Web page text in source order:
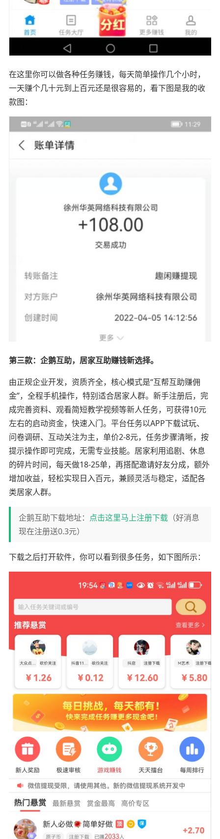
在这里你可以做各种任务赚钱，每天简单操作几个小时，
一天赚个几十元到上百元还是很容易的，看下图是我的收
款图：
第三款：企鹅互助，居家互助赚钱新选择。
由正规企业开发，资质齐全，核心模式是“互帮互助赚佣
金”，全程手机操作，特别适合居家人群。新手注册后，完
成完善资料、观看简短教学视频等新人任务，可获得10元
左右的启动资金，快速入门。平台任务以APP下载试玩、
问卷调研、互动关注为主，单价2-8元，任务步骤清晰，按
提示操作即可完成，无需专业技能。居家利用追剧、休息
的碎片时间，每天做18-25单，再搭配邀请好友分成，额外
增加收益，轻松实现日入百元，兼顾灵活与稳定，适配各
类居家人群。
企鹅互助下载地址： 点击这里马上注册下载（好消息
现在注册送0.3元）
下载之后打开软件，你可以看到很多任务，如下图所示：